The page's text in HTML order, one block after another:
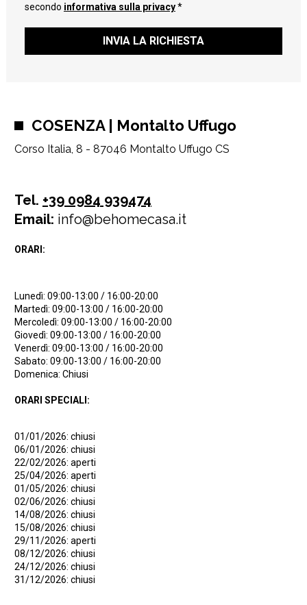
COSENZA | Montalto Uffugo
Corso Italia, 8 - 87046 Montalto Uffugo CS
Tel. +39 0984 939474
Email: info@behomecasa.it
ORARI:
Lunedì: 09:00-13:00 / 16:00-20:00
Martedì: 09:00-13:00 / 16:00-20:00
Mercoledì: 09:00-13:00 / 16:00-20:00
Giovedì: 09:00-13:00 / 16:00-20:00
Venerdì: 09:00-13:00 / 16:00-20:00
Sabato: 09:00-13:00 / 16:00-20:00
Domenica: Chiusi
ORARI SPECIALI:
01/01/2026: chiusi
06/01/2026: chiusi
22/02/2026: aperti
25/04/2026: aperti
01/05/2026: chiusi
02/06/2026: chiusi
14/08/2026: chiusi
15/08/2026: chiusi
29/11/2026: aperti
08/12/2026: chiusi
24/12/2026: chiusi
31/12/2026: chiusi
secondo informativa sulla privacy*
INVIA LA RICHIESTA